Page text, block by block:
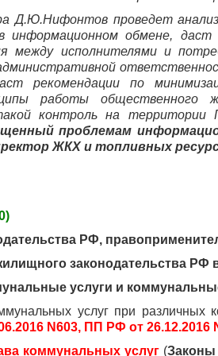
Д.Ю.Нифонтов проведет
информационном обмене,
между исполнителями и
рекомендации по
работы общественного
контроль на территории
проблемам
ЖКХ и топливных
РФ,
законодательства РФ в
услуги и
услуг при
N603, ПП РФ от 26.12.2016
коммунальных услуг(Законы